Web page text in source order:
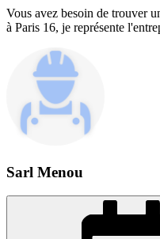
Vous avez besoin de trouver
à Paris 16, je représente
Sarl Menou